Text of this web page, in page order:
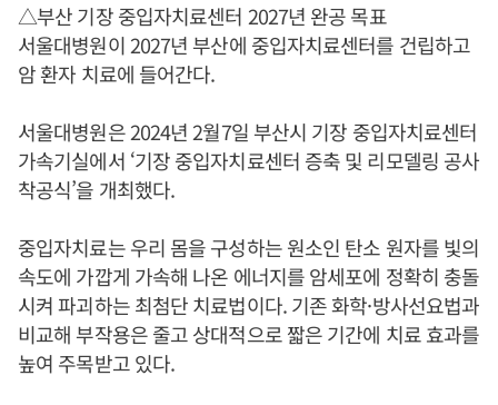
△부산 기장 중입자치료센터 2027년 완공 목표
서울대병원이 2027년 부산에 중입자치료센터를 건립하고
암 환자 치료에 들어간다.
서울대병원은 2024년 2월7일 부산시 기장 중입자치료센터
가속기실에서 ‘기장 중입자치료센터 증축 및 리모델링 공사
착공식’을 개최했다.
중입자치료는 우리 몸을 구성하는 원소인 탄소 원자를 빛의
속도에 가깝게 가속해 나온 에너지를 암세포에 정확히 충돌
시켜 파괴하는 최첨단 치료법이다. 기존 화학·방사선요법과
비교해 부작용은 줄고 상대적으로 짧은 기간에 치료 효과를
높여 주목받고 있다.